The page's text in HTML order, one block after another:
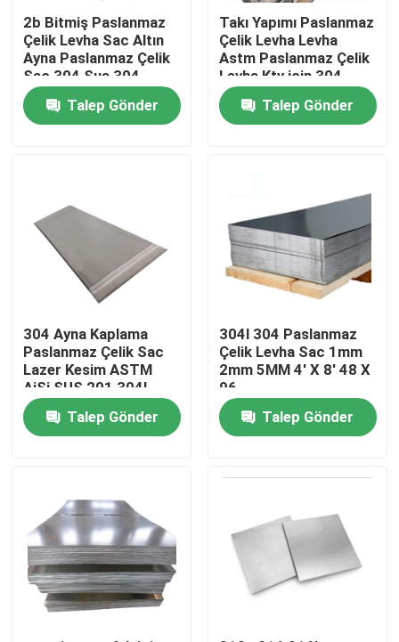
Ev
Hakkımızda
Fabrika turu
Kalite kontrol
Bize Ulaşın
Bir teklif isteği
Paslanmaz çelik yuvarlak boru
2b Bitmiş Paslanmaz
Çelik Levha Sac Altın
Ayna Paslanmaz Çelik
Sac 304 Sus 304
Talep Gönder
Takı Yapımı Paslanmaz
Çelik Levha Levha
Astm Paslanmaz Çelik
Levha Ktv için 304
Levha
Talep Gönder
304 Ayna Kaplama
Paslanmaz Çelik Sac
Lazer Kesim ASTM
AiSi SUS 201 304L
316 410 430
Talep Gönder
304l 304 Paslanmaz
Çelik Levha Sac 1mm
2mm 5MM 4' X 8' 48 X
96
Talep Gönder